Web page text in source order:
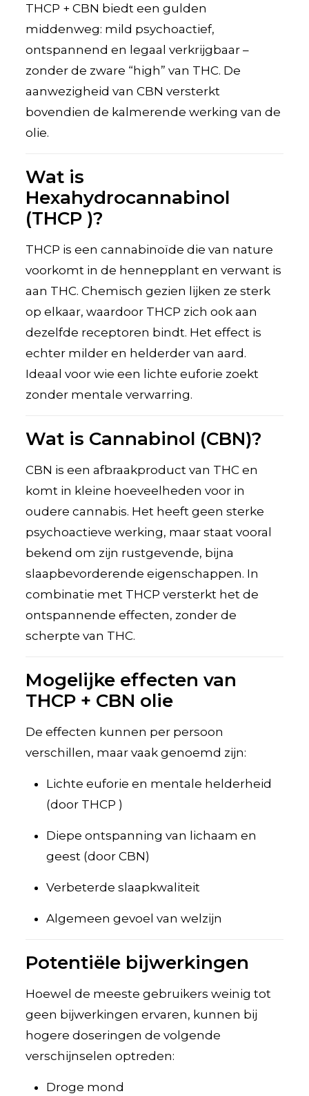
THCP + CBN biedt een gulden
middenweg: mild psychoactief,
ontspannend en legaal verkrijgbaar –
zonder de zware “high” van THC. De
aanwezigheid van CBN versterkt
bovendien de kalmerende werking van de
olie.
Wat is
Hexahydrocannabinol
(THCP )?
THCP is een cannabinoïde die van nature
voorkomt in de hennepplant en verwant is
aan THC. Chemisch gezien lijken ze sterk
op elkaar, waardoor THCP zich ook aan
dezelfde receptoren bindt. Het effect is
echter milder en helderder van aard.
Ideaal voor wie een lichte euforie zoekt
zonder mentale verwarring.
Wat is Cannabinol (CBN)?
CBN is een afbraakproduct van THC en
komt in kleine hoeveelheden voor in
oudere cannabis. Het heeft geen sterke
psychoactieve werking, maar staat vooral
bekend om zijn rustgevende, bijna
slaapbevorderende eigenschappen. In
combinatie met THCP versterkt het de
ontspannende effecten, zonder de
scherpte van THC.
Mogelijke effecten van
THCP + CBN olie
De effecten kunnen per persoon
verschillen, maar vaak genoemd zijn:
Lichte euforie en mentale helderheid
(door THCP )
Diepe ontspanning van lichaam en
geest (door CBN)
Verbeterde slaapkwaliteit
Algemeen gevoel van welzijn
Potentiële bijwerkingen
Hoewel de meeste gebruikers weinig tot
geen bijwerkingen ervaren, kunnen bij
hogere doseringen de volgende
verschijnselen optreden:
Droge mond